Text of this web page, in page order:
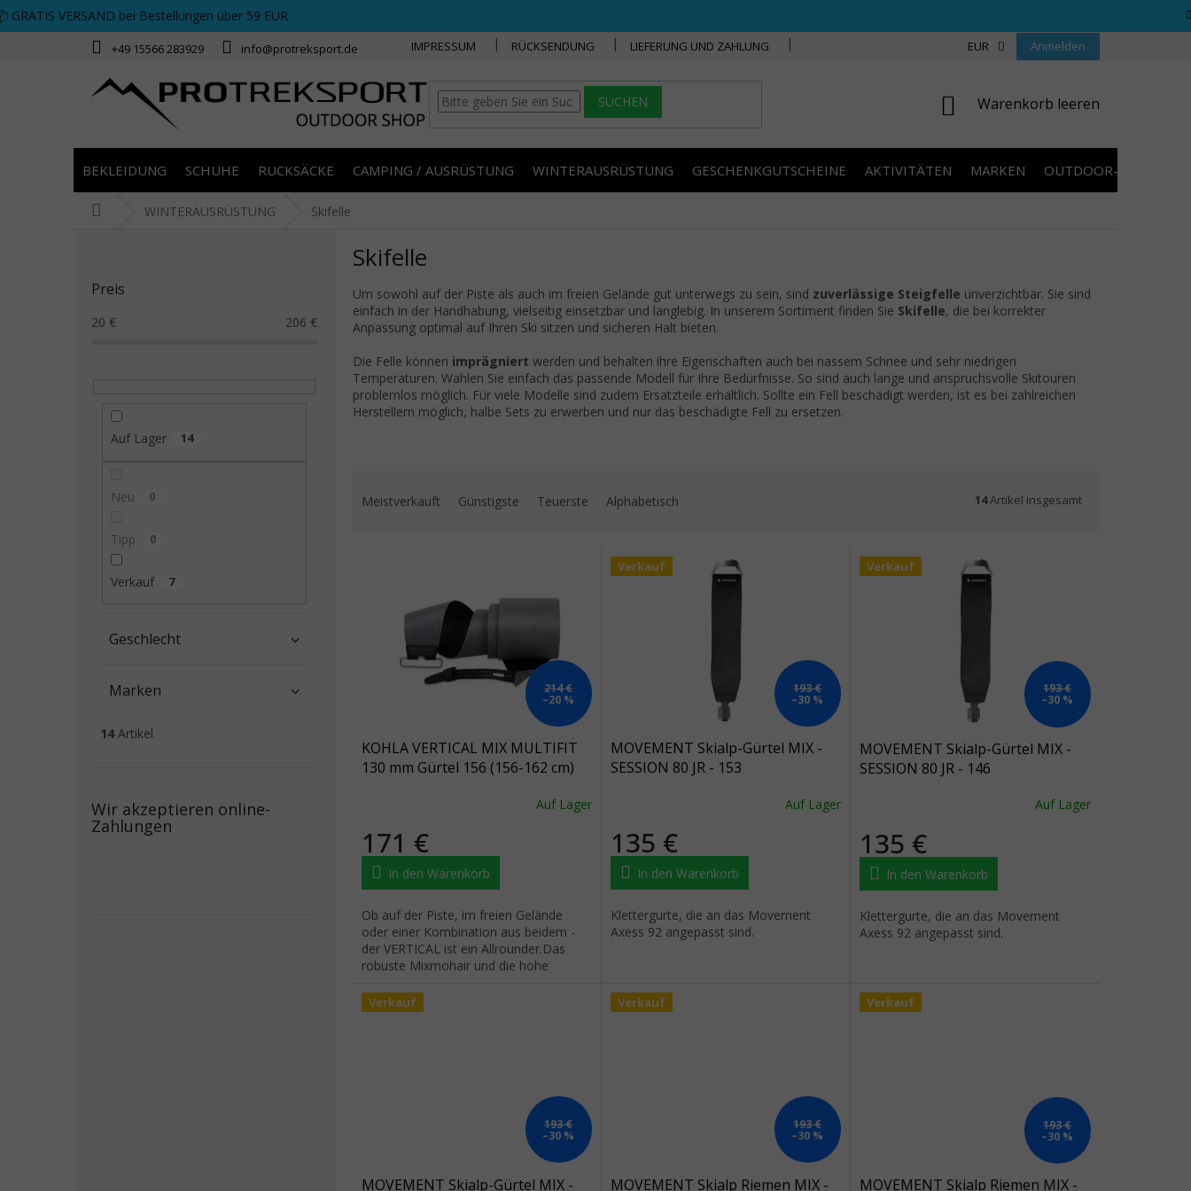
Zum Inhalt springen
GRATIS VERSAND bei Bestellungen über 59 EUR
+49 15566 283929 info@protreksport.de IMPRESSUM RÜCKSENDUNG LIEFERUNG UND ZAHLUNG ÜBER UNS COOKIES
EUR Anmelden
SUCHEN WARENKORB
Warenkorb leeren
BEKLEIDUNG SCHUHE RUCKSÄCKE CAMPING / AUSRÜSTUNG WINTERAUSRÜSTUNG GESCHENKGUTSCHEINE AKTIVITÄTEN MARKEN OUTDOOR-
StartseiteWINTERAUSRÜSTUNG Skifelle
Preis
20 € 206 €
Auf Lager 14
Neu 0
Tipp 0
Verkauf 7
Marken
Geschlecht
14Artikel
Wir akzeptieren online-
Zahlungen
Skifelle
Um sowohl auf der Piste als auch im freien Gelände gut unterwegs zu sein, sind zuverlässige Steigfelle unverzichtbar. Sie sind
einfach in der Handhabung, vielseitig einsetzbar und langlebig. In unserem Sortiment finden Sie Skifelle, die bei korrekter
Anpassung optimal auf Ihren Ski sitzen und sicheren Halt bieten.
Die Felle können imprägniert werden und behalten ihre Eigenschaften auch bei nassem Schnee und sehr niedrigen
Temperaturen. Wählen Sie einfach das passende Modell für Ihre Bedürfnisse. So sind auch lange und anspruchsvolle Skitouren
problemlos möglich. Für viele Modelle sind zudem Ersatzteile erhältlich. Sollte ein Fell beschädigt werden, ist es bei zahlreichen
Herstellern möglich, halbe Sets zu erwerben und nur das beschädigte Fell zu ersetzen.
Meistverkauft Günstigste Teuerste Alphabetisch 14Artikel insgesamt
214 €
–20 %
KOHLA VERTICAL MIX MULTIFIT
130 mm Gürtel 156 (156-162 cm)
Auf Lager
171 €
In den Warenkorb
Ob auf der Piste, im freien Gelände
oder einer Kombination aus beidem -
der VERTICAL ist ein Allrounder.Das
robuste Mixmohair und die hohe
Verkauf
193 €
–30 %
MOVEMENT Skialp-Gürtel MIX -
SESSION 80 JR - 153
Auf Lager
135 €
In den Warenkorb
Klettergurte, die an das Movement
Axess 92 angepasst sind.
Verkauf
193 €
–30 %
MOVEMENT Skialp-Gürtel MIX -
SESSION 80 JR - 146
Auf Lager
135 €
In den Warenkorb
Klettergurte, die an das Movement
Axess 92 angepasst sind.
Verkauf
193 €
–30 %
MOVEMENT Skialp-Gürtel MIX -
Verkauf
193 €
–30 %
MOVEMENT Skialp Riemen MIX -
Verkauf
193 €
–30 %
MOVEMENT Skialp Riemen MIX -